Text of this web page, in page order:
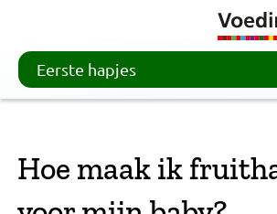
Eerste hapjes
Hoe maak ik